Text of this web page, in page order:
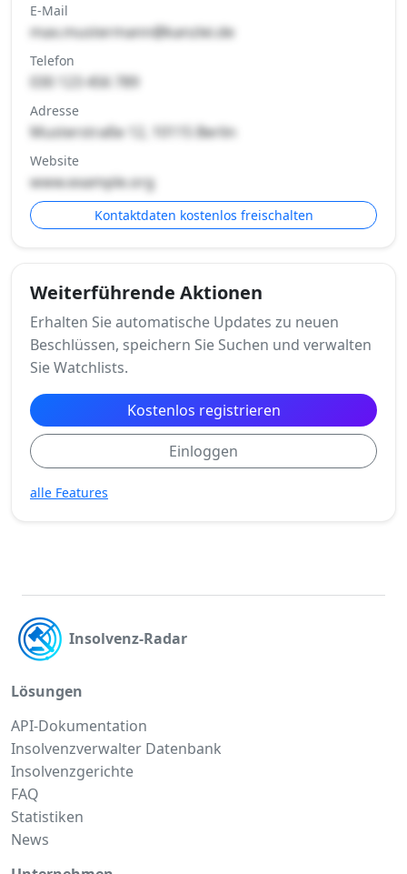
E-Mail
max.mustermann@kanzlei.de
Telefon
030 123 456 789
Adresse
Musterstraße 12, 10115 Berlin
Website
www.example.org
Kontaktdaten kostenlos freischalten
Weiterführende Aktionen
Erhalten Sie automatische Updates zu neuen
Beschlüssen, speichern Sie Suchen und verwalten
Sie Watchlists.
Kostenlos registrieren
Einloggen
alle Features
Insolvenz-Radar
Lösungen
API-Dokumentation
Insolvenzverwalter Datenbank
Insolvenzgerichte
FAQ
Statistiken
News